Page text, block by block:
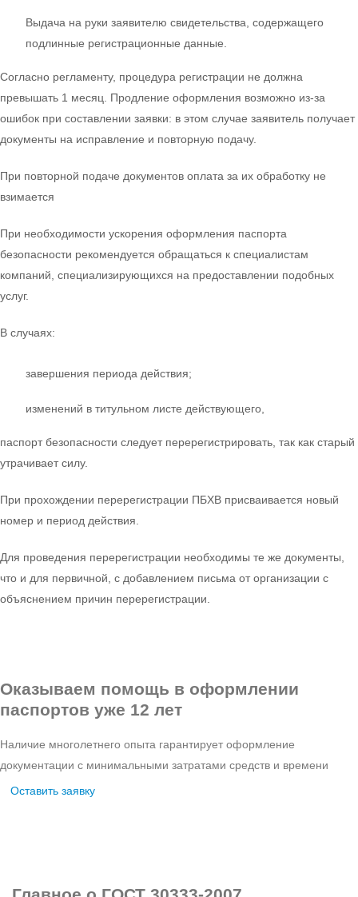
Выдача на руки заявителю свидетельства, содержащего
подлинные регистрационные данные.
Согласно регламенту, процедура регистрации не должна
превышать 1 месяц. Продление оформления возможно из-за
ошибок при составлении заявки: в этом случае заявитель получает
документы на исправление и повторную подачу.
При повторной подаче документов оплата за их обработку не
взимается
При необходимости ускорения оформления паспорта
безопасности рекомендуется обращаться к специалистам
компаний, специализирующихся на предоставлении подобных
услуг.
В случаях:
завершения периода действия;
изменений в титульном листе действующего,
паспорт безопасности следует перерегистрировать, так как старый
утрачивает силу.
При прохождении перерегистрации ПБХВ присваивается новый
номер и период действия.
Для проведения перерегистрации необходимы те же документы,
что и для первичной, с добавлением письма от организации с
объяснением причин перерегистрации.
Оказываем помощь в оформлении
паспортов уже 12 лет
Наличие многолетнего опыта гарантирует оформление
документации с минимальными затратами средств и времени
Оставить заявку